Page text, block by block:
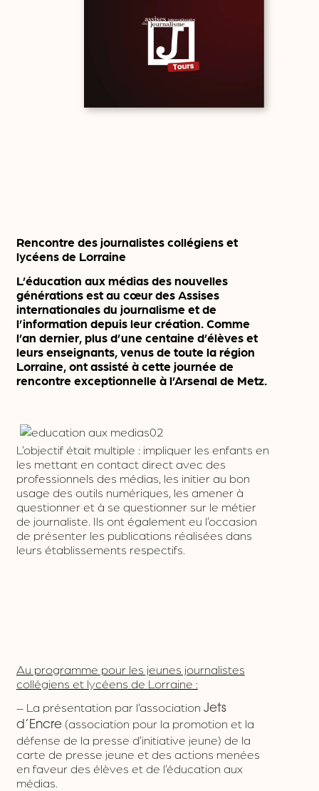
Rencontre des journalistes collégiens et
lycéens de Lorraine
L’éducation aux médias des nouvelles
générations est au cœur des Assises
internationales du journalisme et de
l’information depuis leur création. Comme
l’an dernier, plus d’une centaine d’élèves et
leurs enseignants, venus de toute la région
Lorraine, ont assisté à cette journée de
rencontre exceptionnelle à l’Arsenal de Metz.
L’objectif était multiple : impliquer les enfants en
les mettant en contact direct avec des
professionnels des médias, les initier au bon
usage des outils numériques, les amener à
questionner et à se questionner sur le métier
de journaliste. Ils ont également eu l’occasion
de présenter les publications réalisées dans
leurs établissements respectifs.
Au programme pour les jeunes journalistes
collégiens et lycéens de Lorraine :
– La présentation par l’association Jets
d’Encre(association pour la promotion et la
défense de la presse d’initiative jeune) de la
carte de presse jeune et des actions menées
en faveur des élèves et de l’éducation aux
médias.